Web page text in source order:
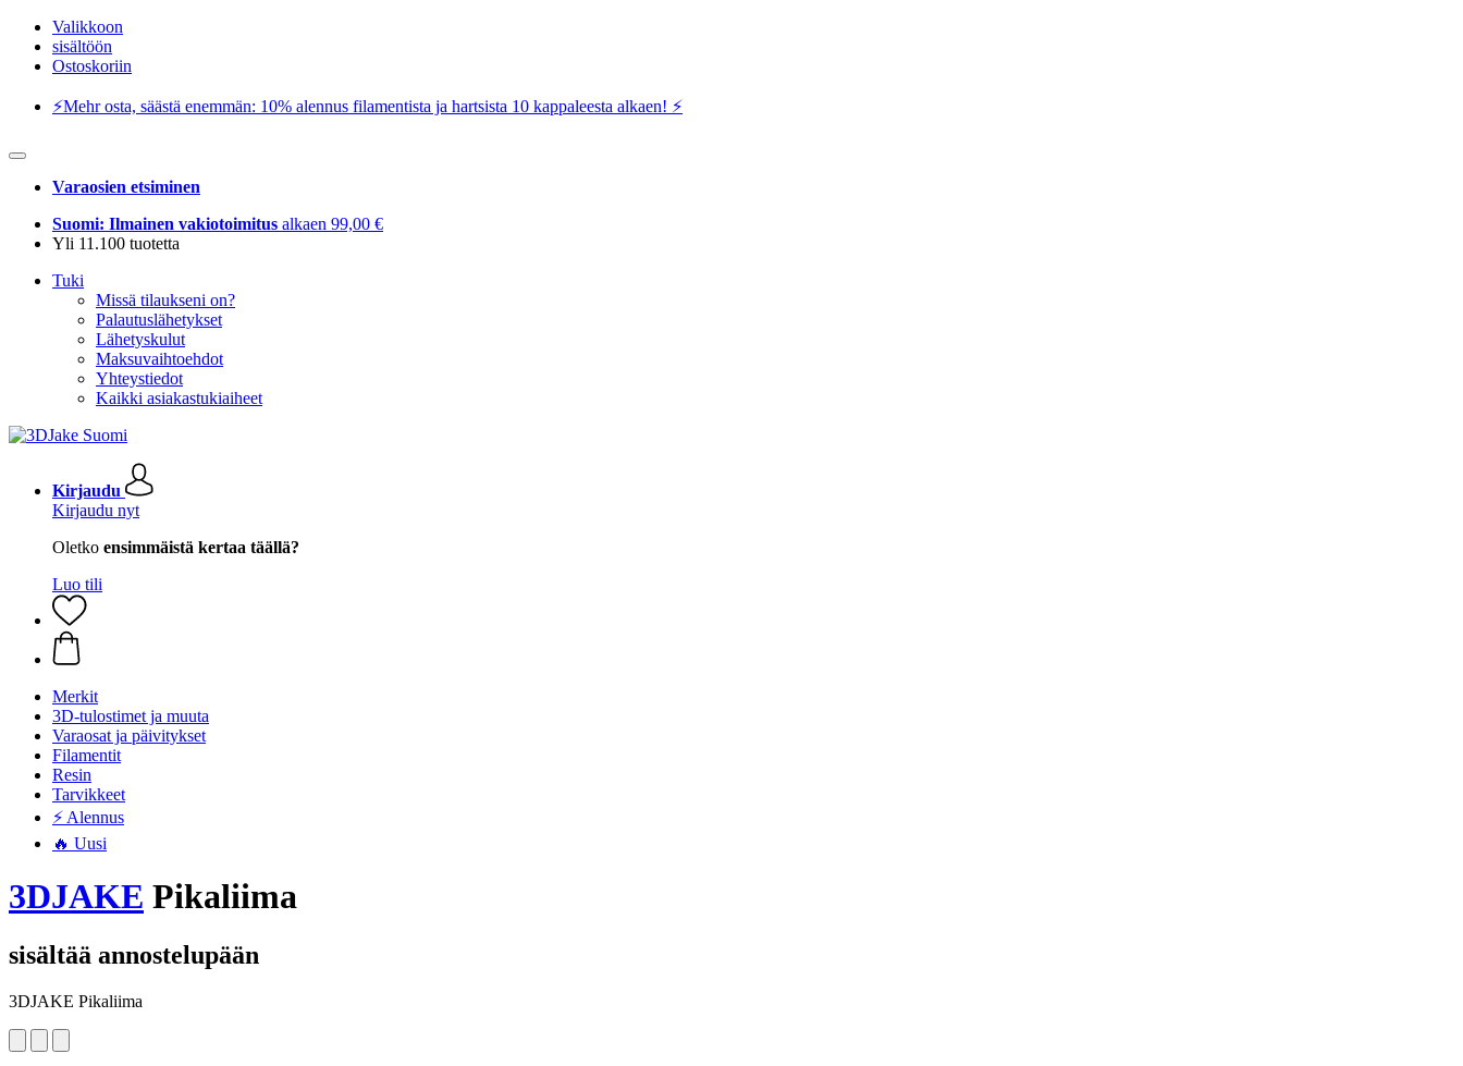
Valikkoon
sisältöön
Ostoskoriin
⚡️Mehr osta, säästä enemmän: 10% alennus filamentista ja hartsista 10 kappaleesta alkaen! ⚡️
Varaosien etsiminen
Suomi: Ilmainen vakiotoimitus alkaen 99,00 €
Yli 11.100 tuotetta
Tuki
Missä tilaukseni on?
Palautuslähetykset
Lähetyskulut
Maksuvaihtoehdot
Yhteystiedot
Kaikki asiakastukiaiheet
Kirjaudu
Kirjaudu nyt
Oletko ensimmäistä kertaa täällä?
Luo tili
Merkit
3D-tulostimet ja muuta
Varaosat ja päivitykset
Filamentit
Resin
Tarvikkeet
⚡ Alennus
🔥 Uusi
3DJAKE Pikaliima
sisältää annostelupään
3DJAKE Pikaliima